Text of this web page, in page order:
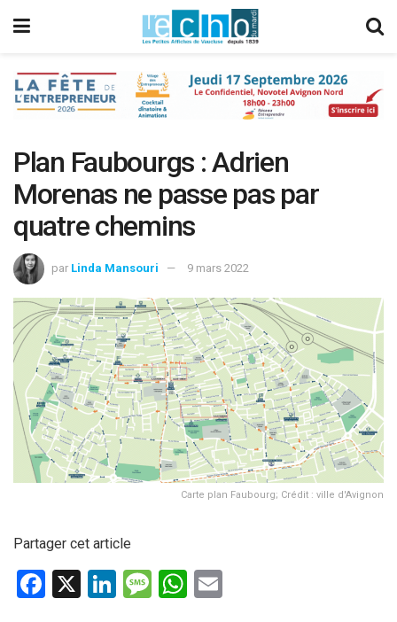
Plan Faubourgs : Adrien
Morenas ne passe pas par
quatre chemins
par Linda Mansouri 9 mars 2022
Carte plan Faubourg; Crédit : ville d'Avignon
Partager cet article
F
X
Li
M W